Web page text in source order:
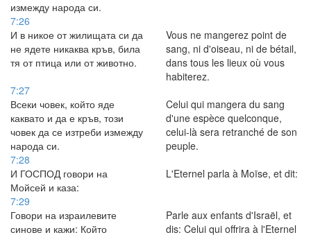
измежду народа си.
7:26
И в никое от жилищата си да
не ядете никаква кръв, била
тя от птица или от животно.
Vous ne mangerez point de
sang, ni d'oiseau, ni de bétail,
dans tous les lieux où vous
habiterez.
7:27
Всеки човек, който яде
каквато и да е кръв, този
човек да се изтреби измежду
народа си.
Celui qui mangera du sang
d'une espèce quelconque,
celui-là sera retranché de son
peuple.
7:28
И ГОСПОД говори на
Мойсей и каза:
L'Eternel parla à Moïse, et dit:
7:29
Говори на израилевите
синове и кажи: Който
Parle aux enfants d'Israël, et
dis: Celui qui offrira à l'Eternel